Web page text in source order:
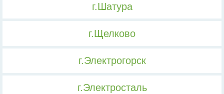
г.Шатура
г.Щелково
г.Электрогорск
г.Электросталь